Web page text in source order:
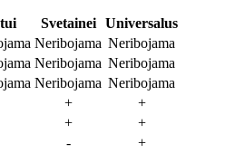
Svetainei
Universalus
Neribojama Neribojama
Neribojama Neribojama
Neribojama Neribojama
+
+
+
+
-
+